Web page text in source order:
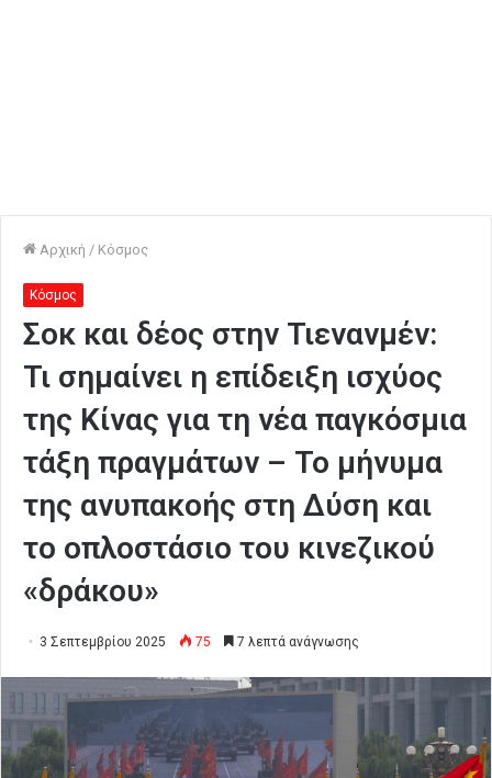
Αρχική / Κόσμος
Κόσμος
Σοκ και δέος στην Τιενανμέν:
Τι σημαίνει η επίδειξη ισχύος
της Κίνας για τη νέα παγκόσμια
τάξη πραγμάτων – Το μήνυμα
της ανυπακοής στη Δύση και
το οπλοστάσιο του κινεζικού
«δράκου»
3 Σεπτεμβρίου 2025 75 7 λεπτά ανάγνωσης